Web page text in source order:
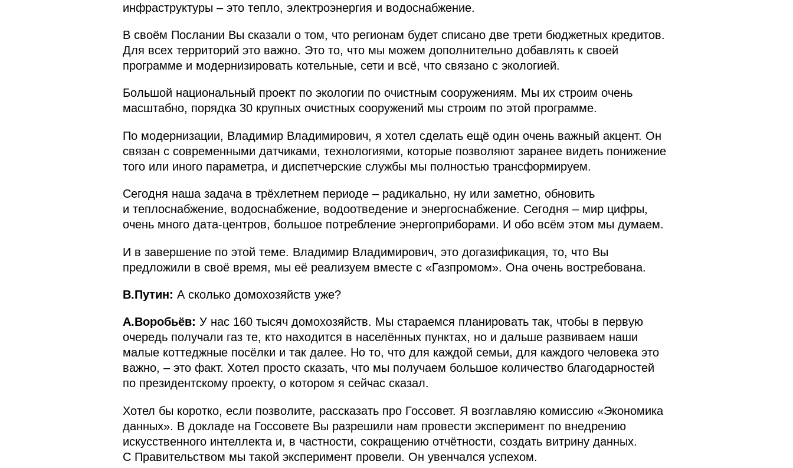
инфраструктуры – это тепло, электроэнергия и водоснабжение.
В своём Послании Вы сказали о том, что регионам будет списано две трети бюджетных кредитов.
Для всех территорий это важно. Это то, что мы можем дополнительно добавлять к своей
программе и модернизировать котельные, сети и всё, что связано с экологией.
Большой национальный проект по экологии по очистным сооружениям. Мы их строим очень
масштабно, порядка 30 крупных очистных сооружений мы строим по этой программе.
По модернизации, Владимир Владимирович, я хотел сделать ещё один очень важный акцент. Он
связан с современными датчиками, технологиями, которые позволяют заранее видеть понижение
того или иного параметра, и диспетчерские службы мы полностью трансформируем.
Сегодня наша задача в трёхлетнем периоде – радикально, ну или заметно, обновить
и теплоснабжение, водоснабжение, водоотведение и энергоснабжение. Сегодня – мир цифры,
очень много дата-центров, большое потребление энергоприборами. И обо всём этом мы думаем.
И в завершение по этой теме. Владимир Владимирович, это догазификация, то, что Вы
предложили в своё время, мы её реализуем вместе с «Газпромом». Она очень востребована.
В.Путин: А сколько домохозяйств уже?
А.Воробьёв: У нас 160 тысяч домохозяйств. Мы стараемся планировать так, чтобы в первую
очередь получали газ те, кто находится в населённых пунктах, но и дальше развиваем наши
малые коттеджные посёлки и так далее. Но то, что для каждой семьи, для каждого человека это
важно, – это факт. Хотел просто сказать, что мы получаем большое количество благодарностей
по президентскому проекту, о котором я сейчас сказал.
Хотел бы коротко, если позволите, рассказать про Госсовет. Я возглавляю комиссию «Экономика
данных». В докладе на Госсовете Вы разрешили нам провести эксперимент по внедрению
искусственного интеллекта и, в частности, сокращению отчётности, создать витрину данных.
С Правительством мы такой эксперимент провели. Он увенчался успехом.